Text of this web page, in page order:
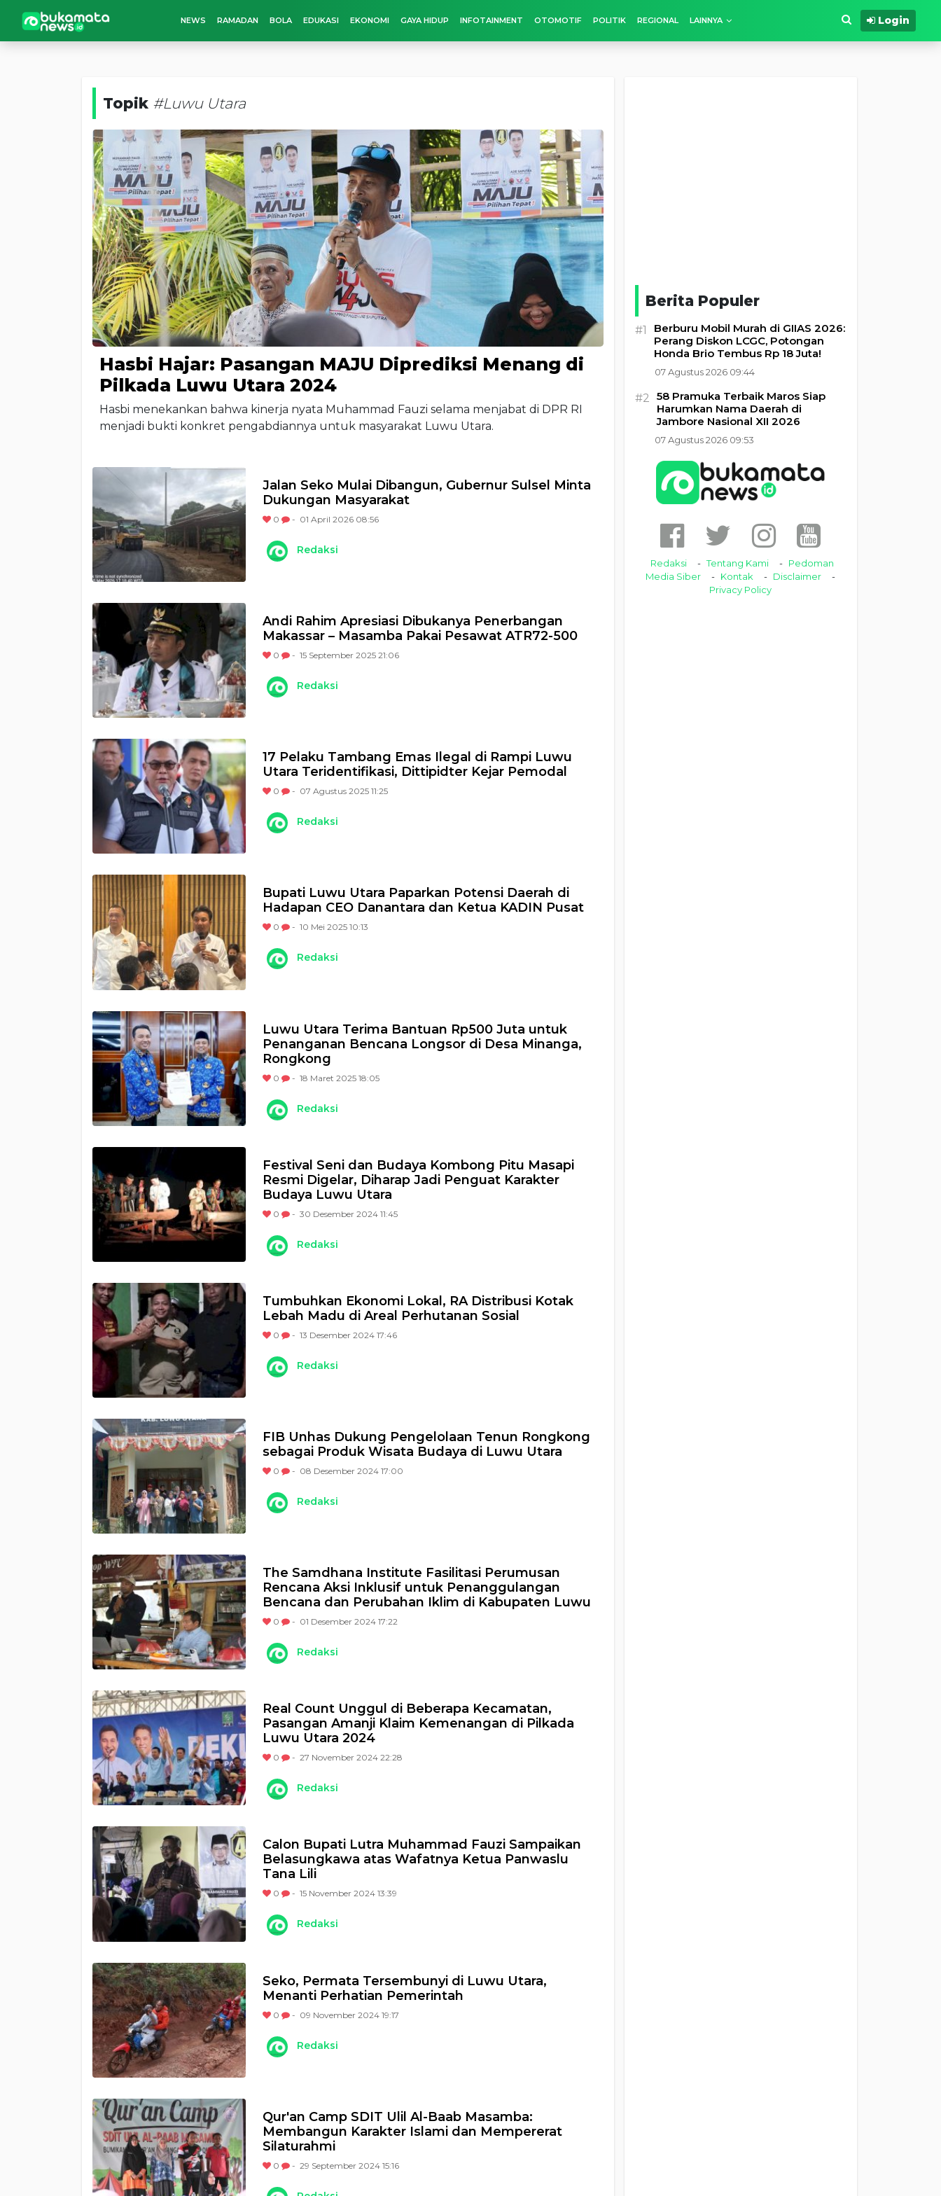
NEWS RAMADAN BOLA EDUKASI EKONOMI GAYA HIDUP INFOTAINMENT OTOMOTIF POLITIK REGIONAL LAINNYA Login
Topik #Luwu Utara
Hasbi Hajar: Pasangan MAJU Diprediksi Menang di
Pilkada Luwu Utara 2024
Hasbi menekankan bahwa kinerja nyata Muhammad Fauzi selama menjabat di DPR RI
menjadi bukti konkret pengabdiannya untuk masyarakat Luwu Utara.
Jalan Seko Mulai Dibangun, Gubernur Sulsel Minta
Dukungan Masyarakat
0 - 01 April 2026 08:56
Redaksi
Andi Rahim Apresiasi Dibukanya Penerbangan
Makassar – Masamba Pakai Pesawat ATR72-500
0 - 15 September 2025 21:06
Redaksi
17 Pelaku Tambang Emas Ilegal di Rampi Luwu
Utara Teridentifikasi, Dittipidter Kejar Pemodal
0 - 07 Agustus 2025 11:25
Redaksi
Bupati Luwu Utara Paparkan Potensi Daerah di
Hadapan CEO Danantara dan Ketua KADIN Pusat
0 - 10 Mei 2025 10:13
Redaksi
Luwu Utara Terima Bantuan Rp500 Juta untuk
Penanganan Bencana Longsor di Desa Minanga,
Rongkong
0 - 18 Maret 2025 18:05
Redaksi
Festival Seni dan Budaya Kombong Pitu Masapi
Resmi Digelar, Diharap Jadi Penguat Karakter
Budaya Luwu Utara
0 - 30 Desember 2024 11:45
Redaksi
Tumbuhkan Ekonomi Lokal, RA Distribusi Kotak
Lebah Madu di Areal Perhutanan Sosial
0 - 13 Desember 2024 17:46
Redaksi
FIB Unhas Dukung Pengelolaan Tenun Rongkong
sebagai Produk Wisata Budaya di Luwu Utara
0 - 08 Desember 2024 17:00
Redaksi
The Samdhana Institute Fasilitasi Perumusan
Rencana Aksi Inklusif untuk Penanggulangan
Bencana dan Perubahan Iklim di Kabupaten Luwu
0 - 01 Desember 2024 17:22
Redaksi
Real Count Unggul di Beberapa Kecamatan,
Pasangan Amanji Klaim Kemenangan di Pilkada
Luwu Utara 2024
0 - 27 November 2024 22:28
Redaksi
Calon Bupati Lutra Muhammad Fauzi Sampaikan
Belasungkawa atas Wafatnya Ketua Panwaslu
Tana Lili
0 - 15 November 2024 13:39
Redaksi
Seko, Permata Tersembunyi di Luwu Utara,
Menanti Perhatian Pemerintah
0 - 09 November 2024 19:17
Redaksi
Qur'an Camp SDIT Ulil Al-Baab Masamba:
Membangun Karakter Islami dan Mempererat
Silaturahmi
0 - 29 September 2024 15:16
Berita Populer
#1
Berburu Mobil Murah di GIIAS 2026:
Perang Diskon LCGC, Potongan
Honda Brio Tembus Rp 18 Juta!
07 Agustus 2026 09:44
#2 58 Pramuka Terbaik Maros Siap
Harumkan Nama Daerah di
Jambore Nasional XII 2026
07 Agustus 2026 09:53
Redaksi Tentang Kami
Pedoman
Media Siber
Kontak
Disclaimer
Privacy Policy